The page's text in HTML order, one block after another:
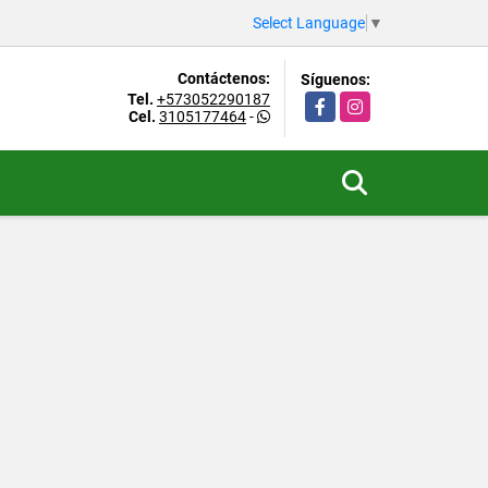
Select Language ▼
Contáctenos:
Tel. +573052290187
Cel. 3105177464-
Síguenos:
FacebookInstagram